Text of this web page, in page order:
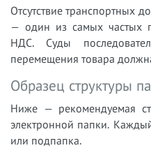
Отсутствие транспортных
— один из самых частых
НДС. Суды
перемещения товара
Образец структуры
Ниже — рекомендуемая
электронной папки.
или подпапка.